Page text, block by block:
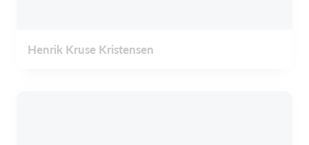
Henrik Kruse Kristensen